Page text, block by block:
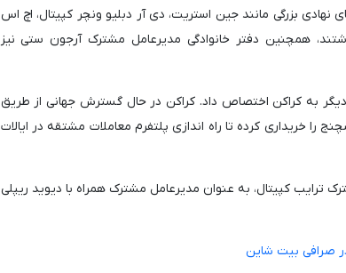
بزرگی مانند جین استریت، دی آر دبلیو ونچر کپیتال، اچ اس
همچنین دفتر خانوادگی مدیرعامل مشترک آرجون ستی نیز
در یک توافق استراتژیک، مبلغ ۲۰۰ میلیون دلار دیگر به کراکن اختصاص داد. کراکن در حال گسترش جهانی از طریق
دلار، شرکت اسمال اکسچنج را خریداری کرده تا راه اندازی پلتفرم معاملات مشتقه در ایالات
گذار مشترک ترایب کپیتال، به عنوان مدیرعامل مشترک همراه با دیوید ریپلی